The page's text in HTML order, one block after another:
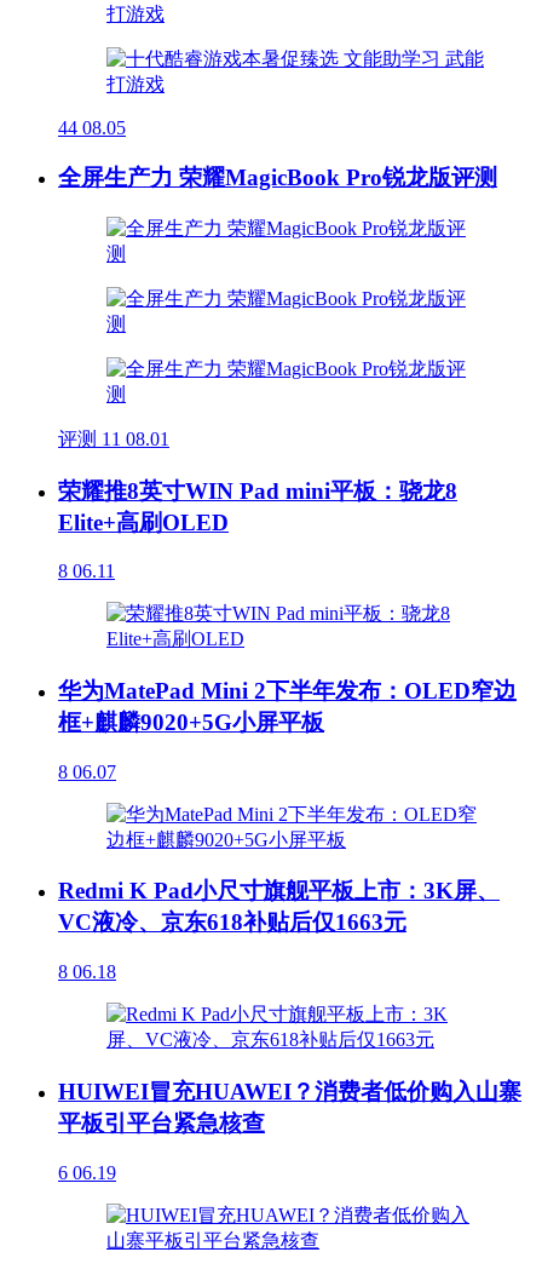
44 08.05
全屏生产力 荣耀MagicBook Pro锐龙版评测
评测 11 08.01
荣耀推8英寸WIN Pad mini平板：骁龙8
Elite+高刷OLED
8 06.11
华为MatePad Mini 2下半年发布：OLED窄边
框+麒麟9020+5G小屏平板
8 06.07
Redmi K Pad小尺寸旗舰平板上市：3K屏、
VC液冷、京东618补贴后仅1663元
8 06.18
HUIWEI冒充HUAWEI？消费者低价购入山寨
平板引平台紧急核查
6 06.19